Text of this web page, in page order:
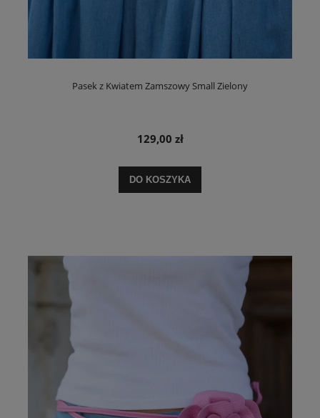
Pasek z Kwiatem Zamszowy Small Zielony
129,00 zł
DO KOSZYKA